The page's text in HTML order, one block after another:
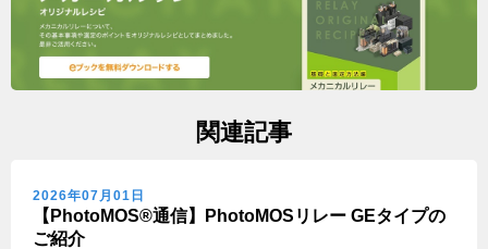
関連記事
2026年07月01日
【PhotoMOS®通信】PhotoMOSリレー GEタイプの
ご紹介